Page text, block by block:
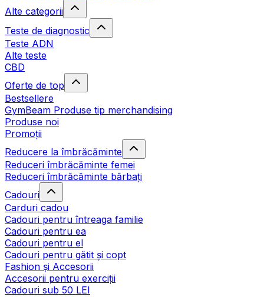
Alte categorii
Teste de diagnostic
Teste ADN
Alte teste
CBD
Oferte de top
Bestsellere
GymBeam Produse tip merchandising
Produse noi
Promoții
Reducere la îmbrăcăminte
Reduceri îmbrăcăminte femei
Reduceri îmbrăcăminte bărbați
Cadouri
Carduri cadou
Cadouri pentru întreaga familie
Cadouri pentru ea
Cadouri pentru el
Cadouri pentru gătit și copt
Fashion și Accesorii
Accesorii pentru exerciții
Cadouri sub 50 LEI